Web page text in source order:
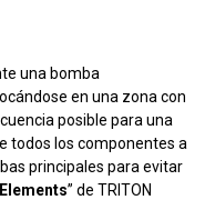
una bomba
en una zona con
posible para una
todos los componentes a
principales para evitar
” de TRITON